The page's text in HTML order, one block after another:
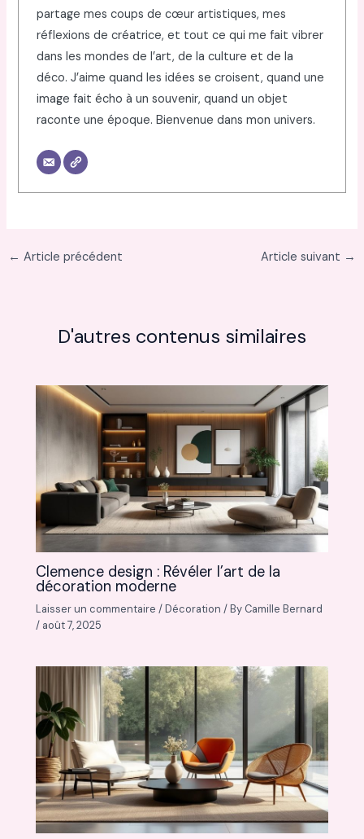
partage mes coups de cœur artistiques, mes
réflexions de créatrice, et tout ce qui me fait vibrer
dans les mondes de l’art, de la culture et de la
déco. J’aime quand les idées se croisent, quand une
image fait écho à un souvenir, quand un objet
raconte une époque. Bienvenue dans mon univers.
← Article précédent Article suivant →
D'autres contenus similaires
Clemence design : Révéler l’art de la
décoration moderne
Laisser un commentaire /Décoration / By Camille Bernard
/ août 7, 2025